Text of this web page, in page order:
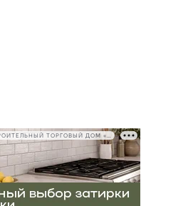
РЕКЛАМА • ООО СТРОИТЕЛЬНЫЙ ТОРГОВЫЙ ДОМ «ПЕТРОВИЧ», ИНН 7802348846